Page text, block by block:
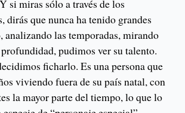
si miras sólo a través de los
dirás que nunca ha tenido grandes
analizando las temporadas, mirando
pudimos ver su talento.
ficharlo. Es una persona que
viviendo fuera de su país natal, con
la mayor parte del tiempo, lo que lo